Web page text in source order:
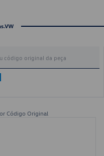
Código Original